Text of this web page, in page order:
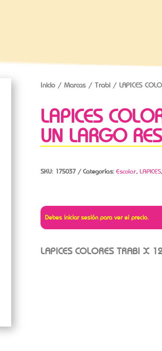
Inicio/ Marcas/ Trabi/ LAPICES
LAPICES
UN LARGO
SKU: 175037 Categorías: Escolar, LAPICES,
Debes iniciar sesión para ver el precio.
LAPICES COLORES TRABI X